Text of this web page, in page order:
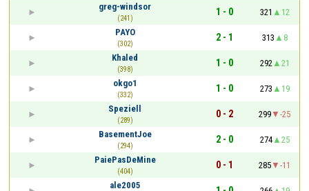
greg-windsor
(241)
1 - 0 321
12
PAYO
(302)
2 - 1 313
8
Khaled
(398)
1 - 0 292
21
okgo1
(332)
1 - 0 273
19
Speziell
(289)
0 - 2 299
-25
BasementJoe
(294)
2 - 0 274
25
PaiePasDeMine
(404)
0 - 1 285
-11
ale2005